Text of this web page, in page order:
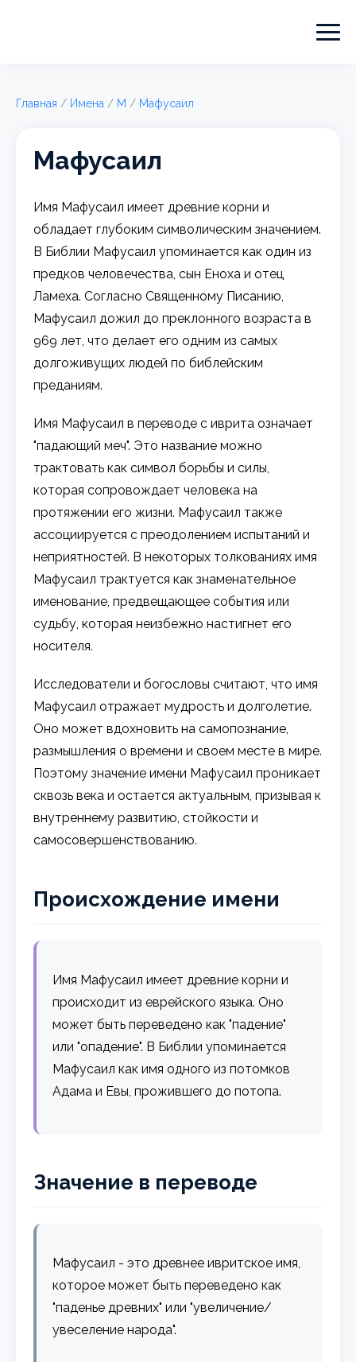
Главная / Имена / М / Мафусаил
Мафусаил
Имя Мафусаил имеет древние корни и
обладает глубоким символическим значением.
В Библии Мафусаил упоминается как один из
предков человечества, сын Еноха и отец
Ламеха. Согласно Священному Писанию,
Мафусаил дожил до преклонного возраста в
969 лет, что делает его одним из самых
долгоживущих людей по библейским
преданиям.
Имя Мафусаил в переводе с иврита означает
"падающий меч". Это название можно
трактовать как символ борьбы и силы,
которая сопровождает человека на
протяжении его жизни. Мафусаил также
ассоциируется с преодолением испытаний и
неприятностей. В некоторых толкованиях имя
Мафусаил трактуется как знаменательное
именование, предвещающее события или
судьбу, которая неизбежно настигнет его
носителя.
Исследователи и богословы считают, что имя
Мафусаил отражает мудрость и долголетие.
Оно может вдохновить на самопознание,
размышления о времени и своем месте в мире.
Поэтому значение имени Мафусаил проникает
сквозь века и остается актуальным, призывая к
внутреннему развитию, стойкости и
самосовершенствованию.
Происхождение имени
Имя Мафусаил имеет древние корни и
происходит из еврейского языка. Оно
может быть переведено как "падение"
или "опадение". В Библии упоминается
Мафусаил как имя одного из потомков
Адама и Евы, прожившего до потопа.
Значение в переводе
Мафусаил - это древнее ивритское имя,
которое может быть переведено как
"паденье древних" или "увеличение/
увеселение народа".